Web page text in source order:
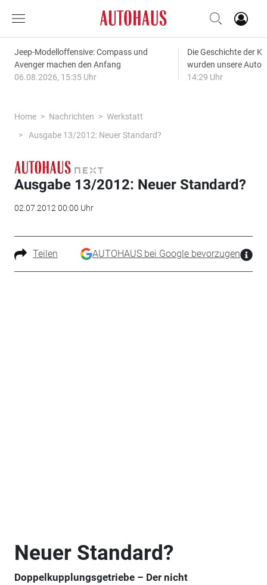
Jeep-Modelloffensive: Compass und
Avenger machen den Anfang
06.08.2026, 15:35 Uhr
Die Geschichte der
wurden unsere
14:29 Uhr
Home Nachrichten
Werkstatt
Ausgabe 13/2012: Neuer Standard?
Ausgabe 13/2012: Neuer Standard?
02.07.2012 00:00 Uhr
Teilen AUTOHAUS bei Google bevorzugen
Neuer Standard?
Doppelkupplungsgetriebe – Der nicht